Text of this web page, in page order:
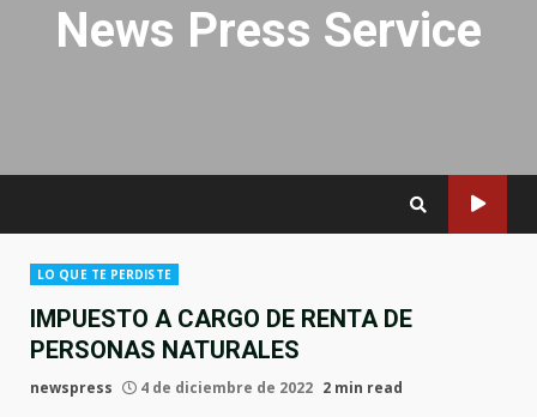
News Press Service
LO QUE TE PERDISTE
IMPUESTO A CARGO DE RENTA DE
PERSONAS NATURALES
newspress 4 de diciembre de 2022 2 min read